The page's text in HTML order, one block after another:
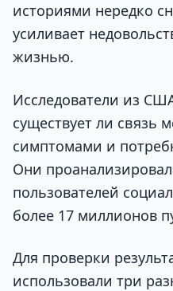
историями нередко
усиливает
жизнью.
Исследователи из
существует ли связь
симптомами и
Они
пользователей
более 17 миллионов
Для проверки
использовали три